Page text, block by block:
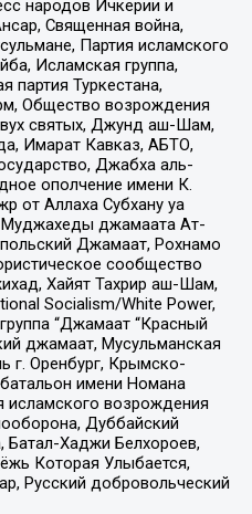
народов Ичкерии и
Священная война,
Партия исламского
Исламская группа,
партия Туркестана,
Общество возрождения
святых, Джунд аш-Шам,
Имарат Кавказ, АБТО,
Джабха аль-
ополчение имени К.
от Аллаха Субхану уа
Муджахеды джамаата Ат-
Джамаат, Рохнамо
сообщество
Хайят Тахрир аш-Шам,
Socialism/White Power,
“Джамаат “Красный
джамаат, Мусульманская
г. Оренбург, Крымско-
имени Номана
исламского возрождения
Дуббайский
Батал-Хаджи Белхороев,
Которая Улыбается,
Русский добровольческий